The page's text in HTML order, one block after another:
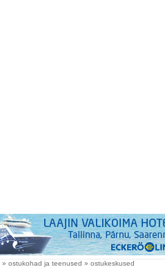
» ostukohad ja teenused » ostukeskused